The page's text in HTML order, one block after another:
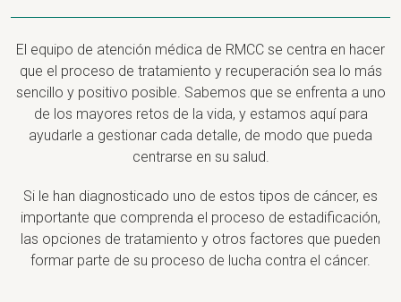
El equipo de atención médica de RMCC se centra en hacer
que el proceso de tratamiento y recuperación sea lo más
sencillo y positivo posible. Sabemos que se enfrenta a uno
de los mayores retos de la vida, y estamos aquí para
ayudarle a gestionar cada detalle, de modo que pueda
centrarse en su salud.
Si le han diagnosticado uno de estos tipos de cáncer, es
importante que comprenda el proceso de estadificación,
las opciones de tratamiento y otros factores que pueden
formar parte de su proceso de lucha contra el cáncer.